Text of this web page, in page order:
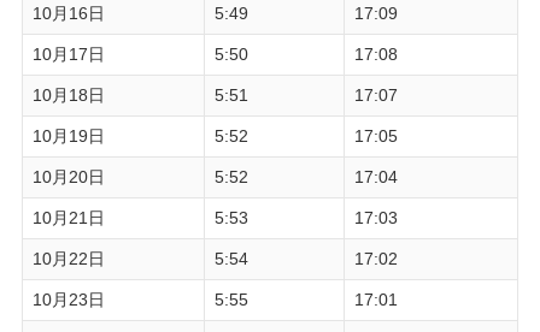
10月16日 5:49 17:09
10月17日 5:50 17:08
10月18日 5:51 17:07
10月19日 5:52 17:05
10月20日 5:52 17:04
10月21日 5:53 17:03
10月22日 5:54 17:02
10月23日 5:55 17:01